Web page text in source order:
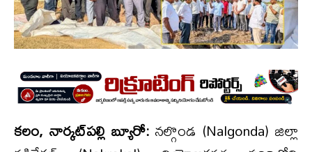
కలం, నార్కట్‌పల్లి బ్యూరో:నల్గొండ (Nalgonda) జిల్లా